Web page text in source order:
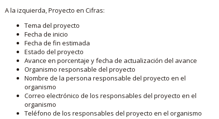
A la izquierda, Proyecto en Cifras:
Tema del proyecto
Fecha de inicio
Fecha de fin estimada
Estado del proyecto
Avance en porcentaje y fecha de actualización del avance
Organismo responsable del proyecto
Nombre de la persona responsable del proyecto en el
organismo
Correo electrónico de los responsables del proyecto en el
organismo
Teléfono de los responsables del proyecto en el organismo